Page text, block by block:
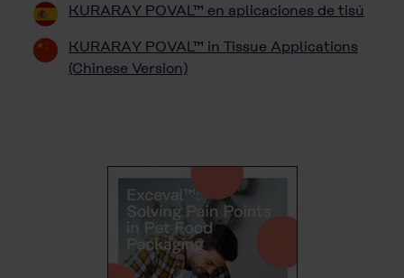
KURARAY POVAL™ en aplicaciones de tisú
KURARAY POVAL™ in Tissue Applications
(Chinese Version)